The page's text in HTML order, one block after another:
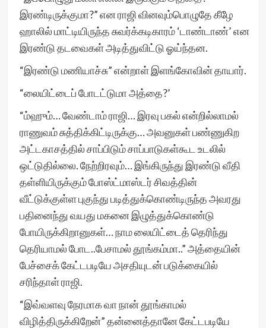
இரண்டிருக்குமா?” என ராஜி வினவும்பொழுதே கீழே
ஹாலில் மாட்டியிருந்த சுவர்க்கடிகாரம் ‘டாண்டாண்’ என
இரண்டு தடவைகள் அடித்துவிட்டு ஓய்ந்தன.
“இரண்டு மணியாச்சு” என்றாள் இளங்கோவின் தாயார்.
“லையிட்டைப் போடட்டுமா அத்தை?’
“ம்ஹும்… வேண்டாம் ராஜி… இரவு பகல் என்றில்லாமல்
ராணுவம் சுத்திக்கிட்டிருக்கு… அவனுகள் பண்ணுகிற
அட்டகாசத்தில் சாப்பிடும் சாப்பாடுகள்கூட உடலில்
ஒட்டுதில்லை. நேற்றிரவும்… இங்கிருந்து இரண்டு வீதி
தள்ளியிருக்கும் போஸ்ட்மாஸ்டர் சிவத்தின்
வீட்டுக்குள்ள புகுந்து படித்துக்கொண்டிருந்த அவரது
பதினைந்து வயது மகனை இழுத்துக்கொண்டு
போயிருக்கிறானுகள்… நாம லையிட்டைத் தெரிந்து
தெரியாமல் போட..பேசாமல் தூங்கம்மா..” அத்தையின்
பேச்சைக் கேட்டபடியே அசதியுடன் படுக்கையில்
சரிந்தாள் ராஜி.
“இவ்வளவு நேரமாக வா நான் தூங்காமல்
விழித்திருக்கிறேன்” தன்னைத்தானே கேட்டபடியே